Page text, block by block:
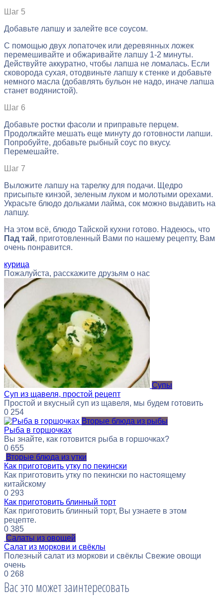
Шаг 5
Добавьте лапшу и залейте все соусом.
С помощью двух лопаточек или деревянных ложек
перемешивайте и обжаривайте лапшу 1-2 минуты.
Действуйте аккуратно, чтобы лапша не ломалась. Если
сковорода сухая, отодвиньте лапшу к стенке и добавьте
немного масла (добавлять бульон не надо, иначе лапша
станет водянистой).
Шаг 6
Добавьте ростки фасоли и приправьте перцем.
Продолжайте мешать еще минуту до готовности лапши.
Попробуйте, добавьте рыбный соус по вкусу.
Перемешайте.
Шаг 7
Выложите лапшу на тарелку для подачи. Щедро
присыпьте кинзой, зеленым луком и молотыми орехами.
Украсьте блюдо дольками лайма, сок можно выдавить на
лапшу.
На этом всё, блюдо Тайской кухни готово. Надеюсь, что
Пад тай, приготовленный Вами по нашему рецепту, Вам
очень понравится.
курица
Пожалуйста, расскажите друзьям о нас
Супы
Суп из щавеля, простой рецепт
Простой и вкусный суп из щавеля, мы будем готовить
0 254
Вторые блюда из рыбы
Рыба в горшочках
Вы знайте, как готовится рыба в горшочках?
0 655
Вторые блюда из утки
Как приготовить утку по пекински
Как приготовить утку по пекински по настоящему
китайскому
0 293
Как приготовить блинный торт
Как приготовить блинный торт, Вы узнаете в этом
рецепте.
0 385
Салаты из овощей
Салат из моркови и свёклы
Полезный салат из моркови и свёклы Свежие овощи
очень
0 268
Вас это может заинтересовать